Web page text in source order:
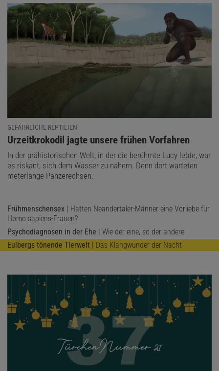
GEFÄHRLICHE REPTILIEN
:
Urzeitkrokodil jagte unsere frühen Vorfahren
In der prähistorischen Welt, in der die berühmte Lucy lebte, war
es riskant, sich dem Wasser zu nähern. Denn dort warteten
meterlange Panzerechsen.
Frühmenschensex | Hatten Neandertaler-Männer eine Vorliebe für
Homo sapiens-Frauen?
Psychodiagnosen in der Ehe | Wie der eine, so der andere
Eulbergs tönende Tierwelt | Das Klangwunder der Nacht